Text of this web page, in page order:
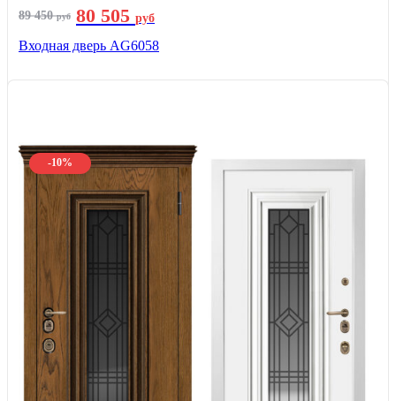
89 450руб 80 505 руб
Входная дверь AG6058
-10%